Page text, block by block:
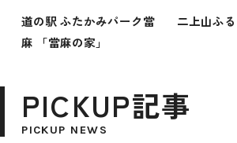
道の駅 ふたかみパーク當
麻 「當麻の家」
二上山ふ
PICKUP記事
PICKUP NEWS